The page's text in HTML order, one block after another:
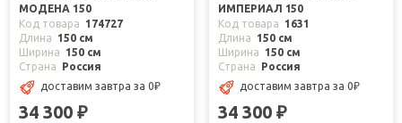
МОДЕНА 150
Код товара
174727
Длина
150 см
Ширина
150 см
Страна
Россия
доставим завтра за 0₽
34 300 ₽
ИМПЕРИАЛ 150
Код товара
1631
Длина
150 см
Ширина
150 см
Страна
Россия
доставим завтра за 0₽
34 300 ₽